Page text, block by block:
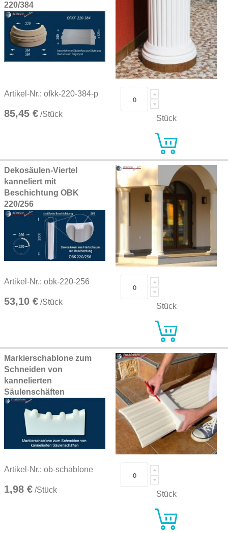
220/384
Artikel-Nr.: ofkk-220-384-p
85,45 € /Stück Stück
Dekosäulen-Viertel
kanneliert mit
Beschichtung OBK
220/256
Artikel-Nr.: obk-220-256
53,10 € /Stück Stück
Markierschablone zum
Schneiden von
kannelierten
Säulenschäften
Artikel-Nr.: ob-schablone
1,98 € /Stück Stück